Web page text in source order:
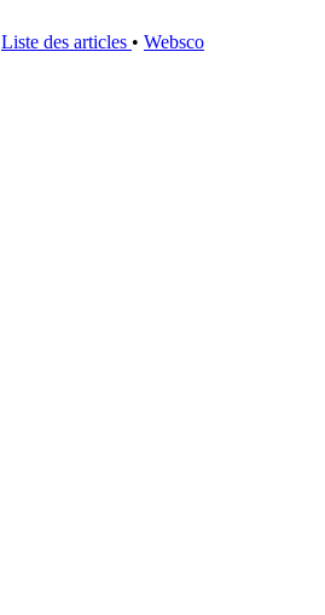
Liste des articles • Websco